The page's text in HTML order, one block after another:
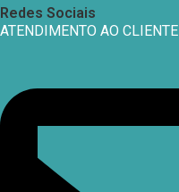
Redes Sociais
ATENDIMENTO AO CLIENTE